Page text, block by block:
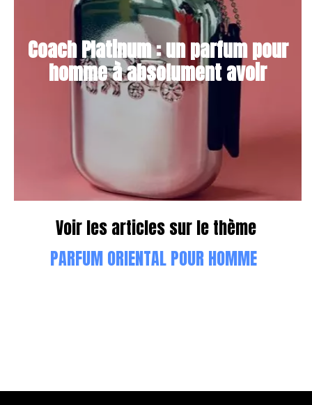
Coach Platinum : un parfum pour
homme à absolument avoir
Voir les articles sur le thème
PARFUM ORIENTAL POUR HOMME